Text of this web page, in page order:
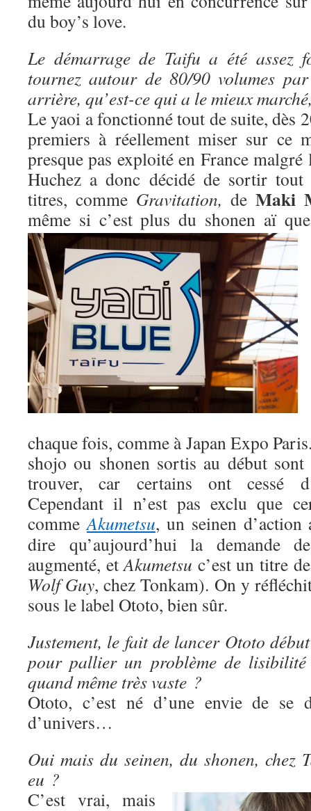
du boy’s love.
Le démarrage de Taifu a été assez
tournez autour de 80/90 volumes
arrière, qu’est-ce qui a le mieux
Le yaoi a fonctionné tout de suite, dès
premiers à réellement miser sur ce
presque pas exploité en France
Huchez a donc décidé de sortir tout
titres, comme Gravitation, de Maki
même si c’est plus du shonen aï
chaque fois, comme à Japan Expo
shojo ou shonen sortis au début
trouver, car certains ont cessé
Cependant il n’est pas exclu que
commeAkumetsu, un seinen
dire qu’aujourd’hui la demande
augmenté, etAkumetsu c’est un titre
Wolf Guy, chez Tonkam). On y
sous le label Ototo, bien sûr.
Justement, le fait de lancer Ototo
pour pallier un problème de
quand même très vaste ?
Ototo, c’est né d’une envie de se
d’univers…
Oui mais du seinen, du shonen,
eu ?
C’est vrai, mais